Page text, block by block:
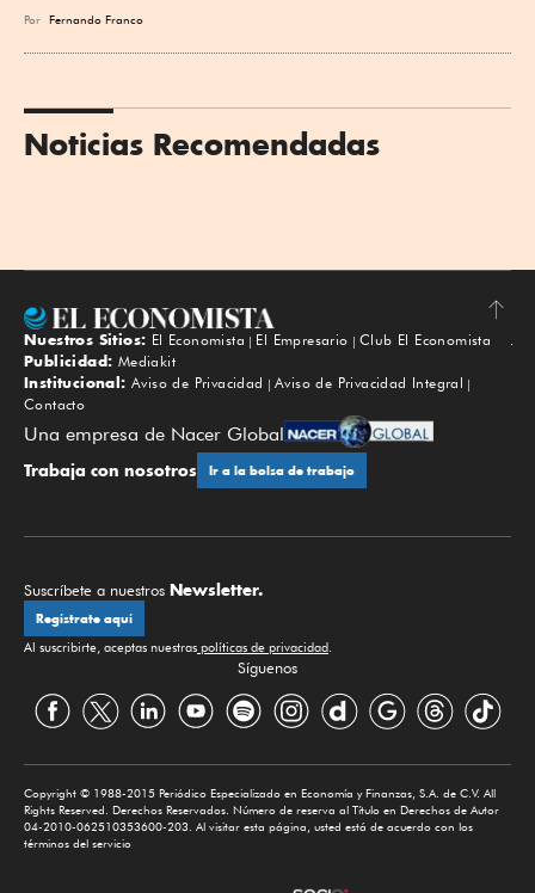
Por Fernando Franco
Noticias Recomendadas
Subir
Nuestros Sitios: El Economista El Empresario
Club El Economista
Publicidad: Mediakit
Institucional: Aviso de Privacidad
Aviso de Privacidad Integral
Contacto
Una empresa de Nacer Global
Trabaja con nosotros Ir a la bolsa de trabajo
Suscríbete a nuestros Newsletter.
Regístrate aquí
Al suscribirte, aceptas nuestras políticas de privacidad.
Síguenos
Copyright © 1988-2015 Periódico Especializado en Economía y Finanzas, S.A. de C.V. All
Rights Reserved. Derechos Reservados. Número de reserva al Título en Derechos de Autor
04-2010-062510353600-203. Al visitar esta página, usted está de acuerdo con los
términos del servicio